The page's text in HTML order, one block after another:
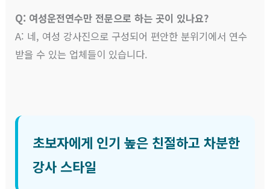
Q: 여성운전연수만 전문으로 하는 곳이 있나요?
A: 네, 여성 강사진으로 구성되어 편안한 분위기에서 연수
받을 수 있는 업체들이 있습니다.
초보자에게 인기 높은 친절하고 차분한
강사 스타일